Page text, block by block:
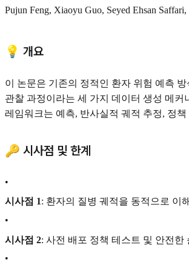
Pujun Feng, Xiaoyu Guo, Seyed Ehsan
💡 개요
이 논문은 기존의 정적인 환자 위험 예측
관찰 과정이라는 세 가지 데이터 생성 메
레임워크는 예측, 반사실적 궤적 추정, 정
🔑 시사점 및 한계
•
시사점 1: 환자의 질병 궤적을 동적으로 이
•
시사점 2: 사전 배포 정책 테스트 및 안전
•